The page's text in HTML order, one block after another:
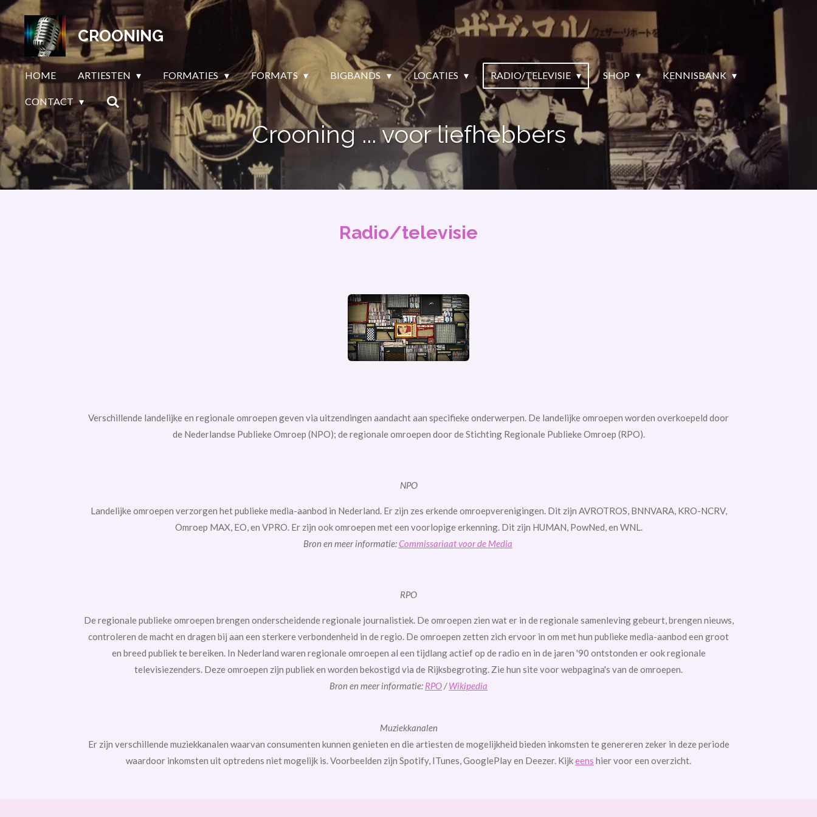
Ga
direct
naar
de
hoofdinhoud
CROONING
HOME ARTIESTEN FORMATIES FORMATS BIGBANDS LOCATIES RADIO/TELEVISIE SHOP KENNISBANK
CONTACT
Crooning ... voor liefhebbers
Radio/televisie
Verschillende landelijke en regionale omroepen geven via uitzendingen aandacht aan specifieke onderwerpen. De landelijke omroepen worden overkoepeld door
de Nederlandse Publieke Omroep (NPO); de regionale omroepen door de Stichting Regionale Publieke Omroep (RPO).
NPO
Landelijke omroepen verzorgen het publieke media-aanbod in Nederland. Er zijn zes erkende omroepverenigingen. Dit zijn AVROTROS, BNNVARA, KRO-NCRV,
Omroep MAX, EO, en VPRO. Er zijn ook omroepen met een voorlopige erkenning. Dit zijn HUMAN, PowNed, en WNL.
Bron en meer informatie:Commissariaat voor de Media
RPO
De regionale publieke omroepen brengen onderscheidende regionale journalistiek. De omroepen zien wat er in de regionale samenleving gebeurt, brengen nieuws,
controleren de macht en dragen bij aan een sterkere verbondenheid in de regio. De omroepen zetten zich ervoor in om met hun publieke media-aanbod een groot
en breed publiek te bereiken. In Nederland waren regionale omroepen al een tijdlang actief op de radio en in de jaren '90 ontstonden er ook regionale
televisiezenders. Deze omroepen zijn publiek en worden bekostigd via de Rijksbegroting. Zie hun site voor webpagina's van de omroepen.
Bron en meer informatie: RPO/Wikipedia
Muziekkanalen
Er zijn verschillende muziekkanalen waarvan consumenten kunnen genieten en die artiesten de mogelijkheid bieden inkomsten te genereren zeker in deze periode
waardoor inkomsten uit optredens niet mogelijk is. Voorbeelden zijn Spotify, ITunes, GooglePlay en Deezer. Kijkeens hier voor een overzicht.